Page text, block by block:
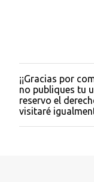
P
u
b
l
i
¡¡Gracias por
no publiques tu
reservo el
visitaré